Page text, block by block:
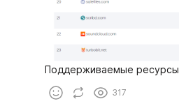
Поддерживаемые ресурсы
317